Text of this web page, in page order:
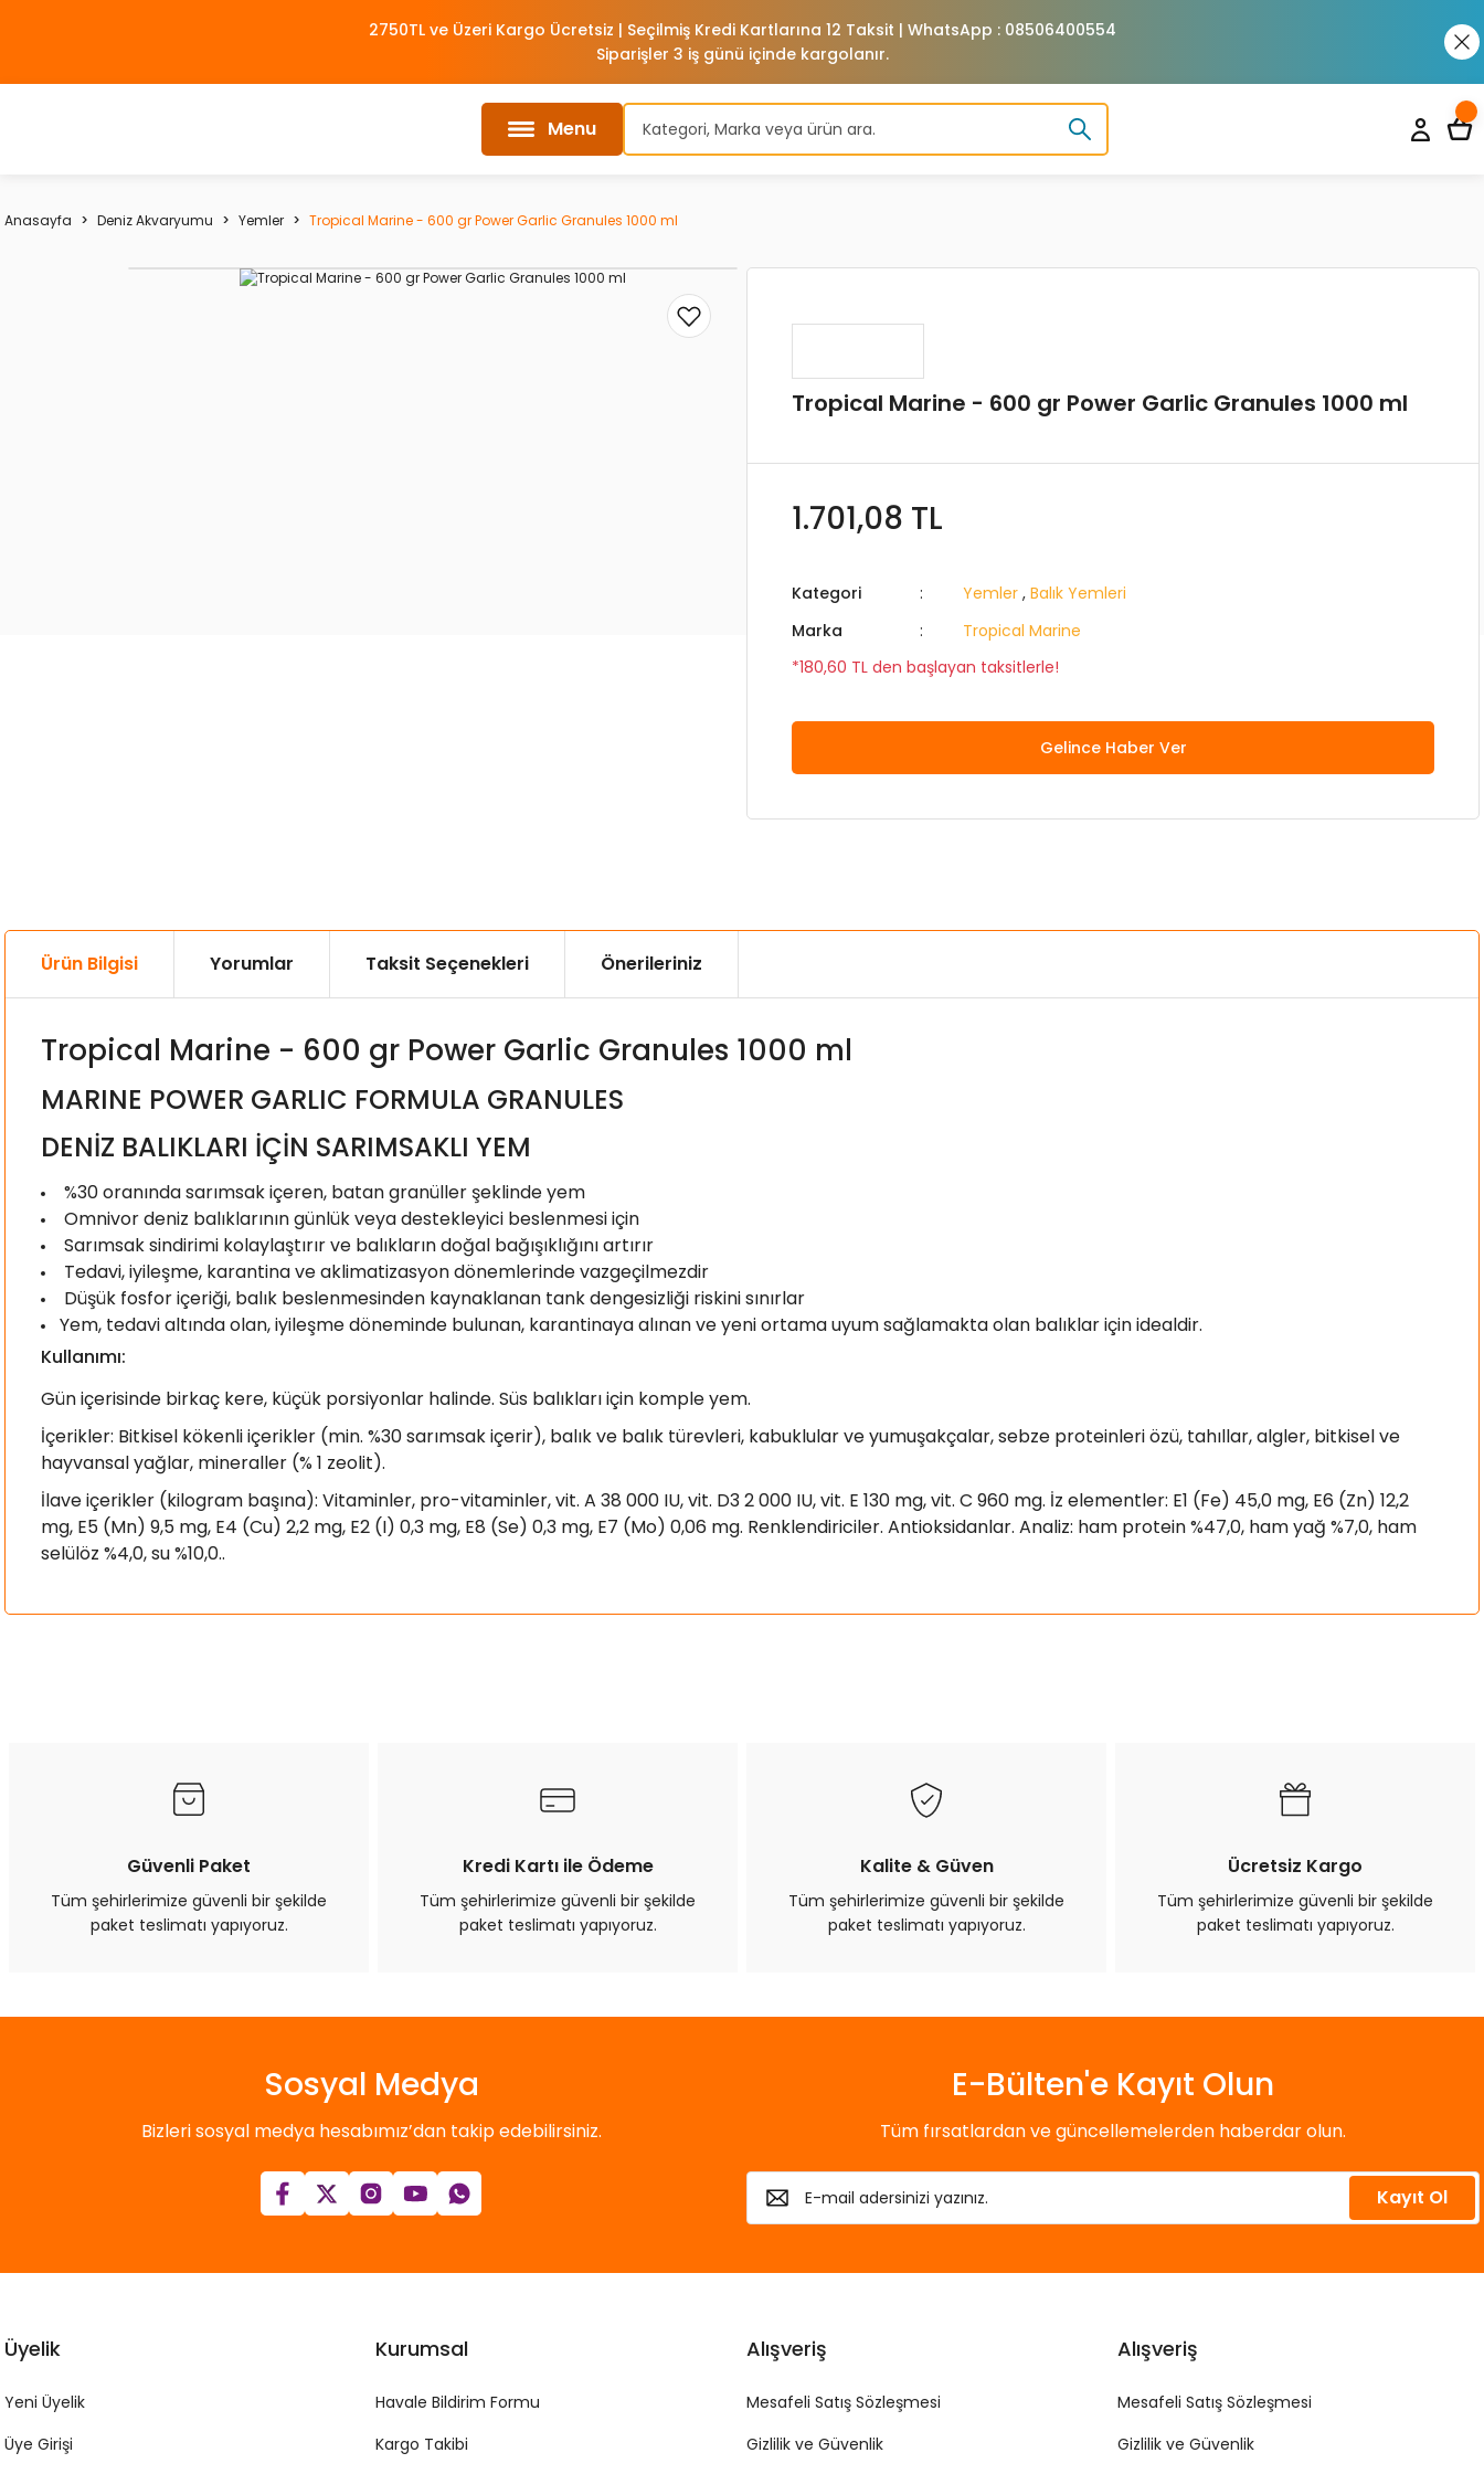
2750TL ve Üzeri Kargo Ücretsiz | Seçilmiş Kredi Kartlarına 12 Taksit | WhatsApp : 08506400554
Siparişler 3 iş günü içinde kargolanır.
Menu
Anasayfa Deniz Akvaryumu Yemler Tropical Marine - 600 gr Power Garlic Granules 1000 ml
Tropical Marine - 600 gr Power Garlic Granules 1000 ml
1.701,08 TL
Kategori Yemler ,Balık Yemleri
Marka
Tropical Marine
*180,60 TL den başlayan taksitlerle!
Gelince Haber Ver
Ürün Bilgisi Yorumlar Taksit Seçenekleri Önerileriniz
Tropical Marine - 600 gr Power Garlic Granules 1000 ml
MARINE POWER GARLIC FORMULA GRANULES
DENİZ BALIKLARI İÇİN SARIMSAKLI YEM
%30 oranında sarımsak içeren, batan granüller şeklinde yem
Omnivor deniz balıklarının günlük veya destekleyici beslenmesi için
Sarımsak sindirimi kolaylaştırır ve balıkların doğal bağışıklığını artırır
Tedavi, iyileşme, karantina ve aklimatizasyon dönemlerinde vazgeçilmezdir
Düşük fosfor içeriği, balık beslenmesinden kaynaklanan tank dengesizliği riskini sınırlar
Yem, tedavi altında olan, iyileşme döneminde bulunan, karantinaya alınan ve yeni ortama uyum sağlamakta olan balıklar için idealdir.
Kullanımı:
Gün içerisinde birkaç kere, küçük porsiyonlar halinde. Süs balıkları için komple yem.
İçerikler: Bitkisel kökenli içerikler (min. %30 sarımsak içerir), balık ve balık türevleri, kabuklular ve yumuşakçalar, sebze proteinleri özü, tahıllar, algler, bitkisel ve
hayvansal yağlar, mineraller (% 1 zeolit).
İlave içerikler (kilogram başına): Vitaminler, pro-vitaminler, vit. A 38 000 IU, vit. D3 2 000 IU, vit. E 130 mg, vit. C 960 mg. İz elementler: E1 (Fe) 45,0 mg, E6 (Zn) 12,2
mg, E5 (Mn) 9,5 mg, E4 (Cu) 2,2 mg, E2 (I) 0,3 mg, E8 (Se) 0,3 mg, E7 (Mo) 0,06 mg. Renklendiriciler. Antioksidanlar. Analiz: ham protein %47,0, ham yağ %7,0, ham
selülöz %4,0, su %10,0..
Ürün bilgilerinde hatalar bulunuyor.
Bu ürüne benzer farklı alternatifler olmalı.
Güvenli Paket
Tüm şehirlerimize güvenli bir şekilde
paket teslimatı yapıyoruz.
Kredi Kartı ile Ödeme
Tüm şehirlerimize güvenli bir şekilde
paket teslimatı yapıyoruz.
Kalite & Güven
Tüm şehirlerimize güvenli bir şekilde
paket teslimatı yapıyoruz.
Ücretsiz Kargo
Tüm şehirlerimize güvenli bir şekilde
paket teslimatı yapıyoruz.
Sosyal Medya
Bizleri sosyal medya hesabımız’dan takip edebilirsiniz.
E-Bülten'e Kayıt Olun
Tüm fırsatlardan ve güncellemelerden haberdar olun.
Kayıt Ol
Üyelik
Yeni Üyelik
Üye Girişi
Kurumsal
Havale Bildirim Formu
Kargo Takibi
Alışveriş
Mesafeli Satış Sözleşmesi
Gizlilik ve Güvenlik
Alışveriş
Mesafeli Satış Sözleşmesi
Gizlilik ve Güvenlik